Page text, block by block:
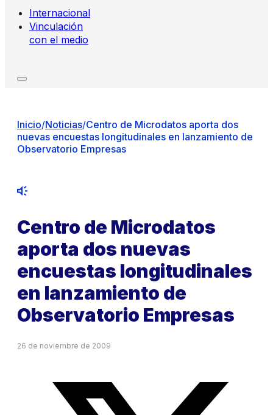
Internacional
Vinculación
con el medio
Inicio/Noticias/Centro de Microdatos aporta dos
nuevas encuestas longitudinales en lanzamiento de
Observatorio Empresas
Centro de Microdatos
aporta dos nuevas
encuestas longitudinales
en lanzamiento de
Observatorio Empresas
26 de noviembre de 2009